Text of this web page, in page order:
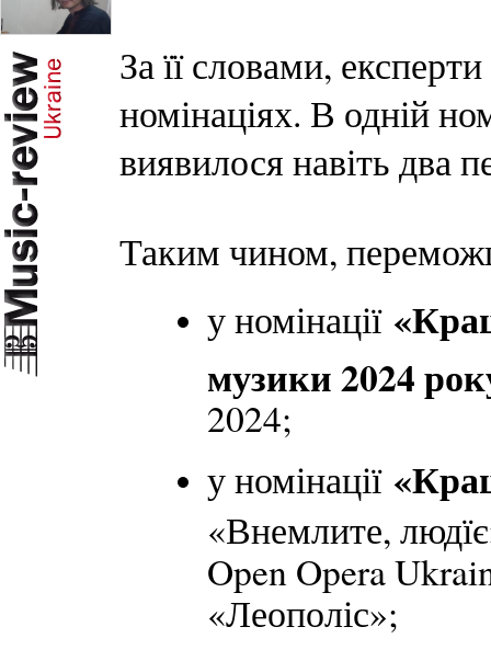
За її словами,
номінаціях. В одній
виявилося навіть два
Таким чином,
у номінації
музики 2024
2024;
у номінації
«Внемлите,
Open Opera
«Леополіс»;